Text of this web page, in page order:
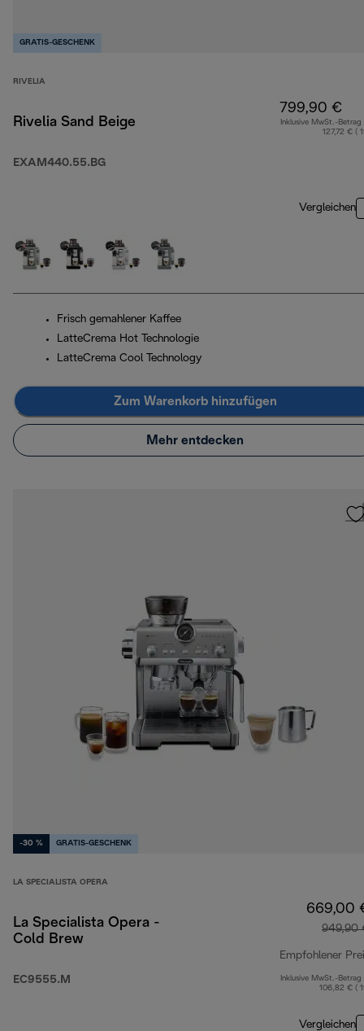
GRATIS-GESCHENK
RIVELIA
Rivelia Sand Beige
EXAM440.55.BG
799,90 €
Inklusive MwSt.-Betrag
127,72 € (
Vergleichen
Frisch gemahlener Kaffee
LatteCrema Hot Technologie
LatteCrema Cool Technology
Zum Warenkorb hinzufügen
Mehr entdecken
-30 % GRATIS-GESCHENK
LA SPECIALISTA OPERA
La Specialista Opera -
Cold Brew
EC9555.M
669,00
949,90
Empfohlener
Inklusive MwSt.-Betrag
106,82 € (
Vergleichen